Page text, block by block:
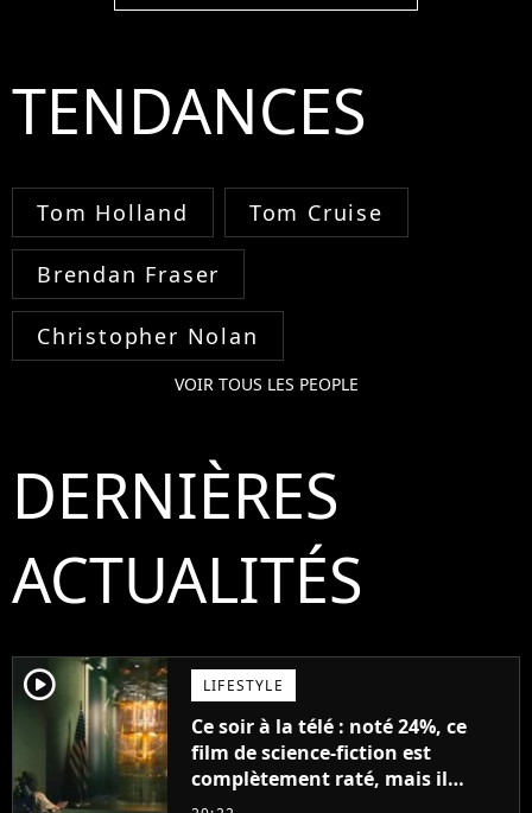
TENDANCES
Tom Holland Tom Cruise
Brendan Fraser
Christopher Nolan
VOIR TOUS LES PEOPLE
DERNIÈRES
ACTUALITÉS
player2 LIFESTYLE
Ce soir à la télé : noté 24%, ce
film de science-fiction est
complètement raté, mais il
aurait pu être encore pire à